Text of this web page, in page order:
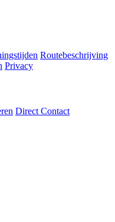
Routebeschrijving
Privacy
Direct Contact